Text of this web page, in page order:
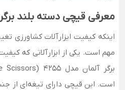
معرفی قیچی دسته بلند برگر
اینکه کیفیت ایزارآلات کشاورزی
مهم است. یکی از ابزارآلاتی که
است. این قیچی دارای تیغه‌ای از